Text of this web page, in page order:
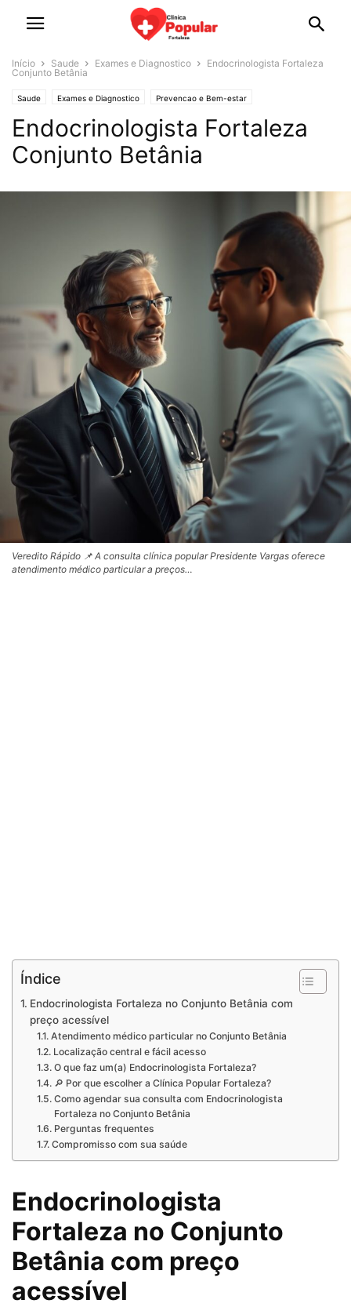
Início Saude Exames e Diagnostico
Endocrinologista Fortaleza
Conjunto Betânia
Saude Exames e Diagnostico Prevencao e Bem-estar
Endocrinologista Fortaleza
Conjunto Betânia
Veredito Rápido 📌 A consulta clínica popular Presidente Vargas oferece
atendimento médico particular a preços…
Índice
Endocrinologista Fortaleza no Conjunto Betânia com
preço acessível
Atendimento médico particular no Conjunto Betânia
Localização central e fácil acesso
O que faz um(a) Endocrinologista Fortaleza?
🔎 Por que escolher a Clínica Popular Fortaleza?
Como agendar sua consulta com Endocrinologista
Fortaleza no Conjunto Betânia
Perguntas frequentes
Compromisso com sua saúde
Endocrinologista
Fortaleza no Conjunto
Betânia com preço
acessível